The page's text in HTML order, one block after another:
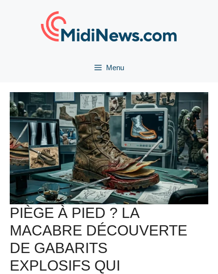
Menu
PIÈGE À PIED ? LA
MACABRE DÉCOUVERTE
DE GABARITS
EXPLOSIFS QUI